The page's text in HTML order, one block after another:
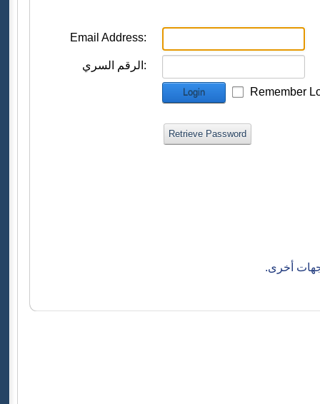
Email Address:
الرقم السري:
Login Remember
Retrieve Password
أخرى.